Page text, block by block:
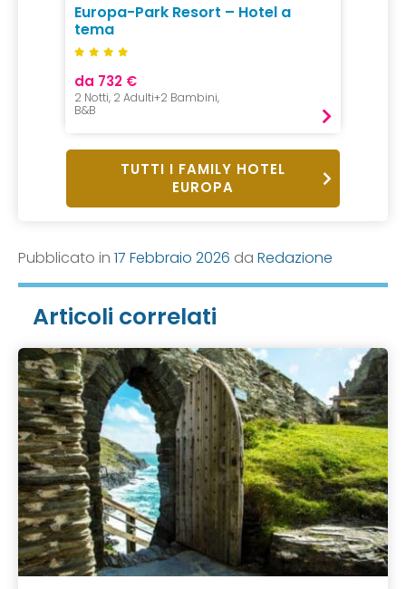
Europa-Park Resort – Hotel a
tema
da 732 €
2 Notti, 2 Adulti+2 Bambini,
B&B
TUTTI I FAMILY HOTEL
EUROPA
Pubblicato in 17 Febbraio 2026 da Redazione
Articoli correlati